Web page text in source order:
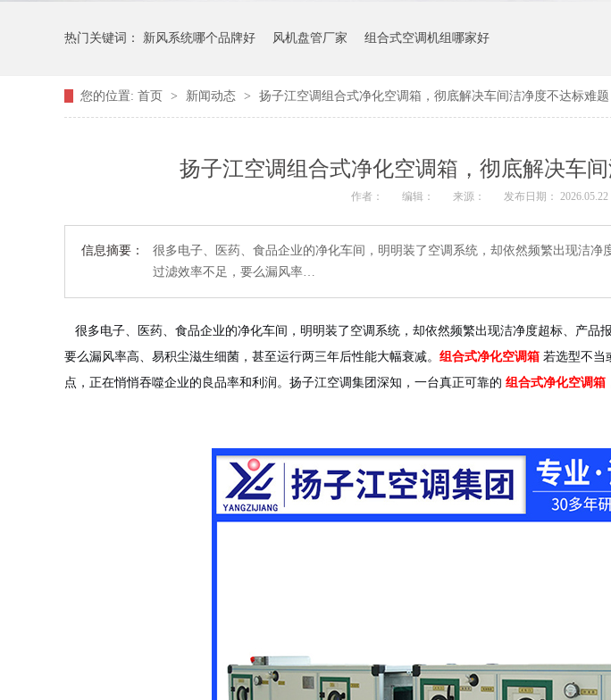
热门关键词： 新风系统哪个品牌好 风机盘管厂家 组合式空调机组哪家好
您的位置: 首页 > 新闻动态 > 扬子江空调组合式净化空调箱，彻底解决车间洁净度不达标难题
扬子江空调组合式净化空调箱，彻底解决车
作者： 编辑： 来源： 发布日期： 2026.05.22
信息摘要：
很多电子、医药、食品企业的净化车间，明明装了空调系统，却依然频繁出现洁
过滤效率不足，要么漏风率…
很多电子、医药、食品企业的净化车间，明明装了空调系统，却依然频繁出现洁净度超标、产品
要么漏风率高、易积尘滋生细菌，甚至运行两三年后性能大幅衰减。 组合式净化空调箱 若选型不当
点，正在悄悄吞噬企业的良品率和利润。扬子江空调集团深知，一台真正可靠的 组合式净化空调箱